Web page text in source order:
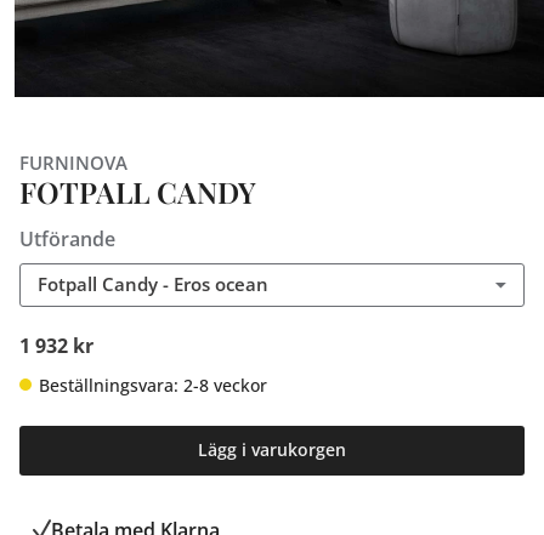
FURNINOVA
FOTPALL CANDY
Utförande
Fotpall Candy - Eros ocean
1 932 kr
Beställningsvara: 2-8 veckor
Lägg i varukorgen